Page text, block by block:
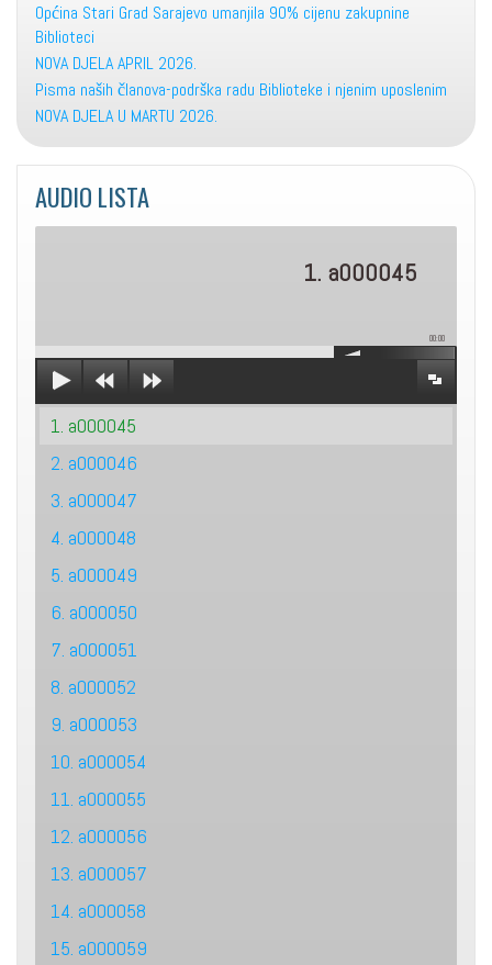
Općina Stari Grad Sarajevo umanjila 90% cijenu zakupnine
Biblioteci
NOVA DJELA APRIL 2026.
Pisma naših članova-podrška radu Biblioteke i njenim uposlenim
NOVA DJELA U MARTU 2026.
AUDIO LISTA
1. a000045
00:00
1. a000045
2. a000046
3. a000047
4. a000048
5. a000049
6. a000050
7. a000051
8. a000052
9. a000053
10. a000054
11. a000055
12. a000056
13. a000057
14. a000058
15. a000059